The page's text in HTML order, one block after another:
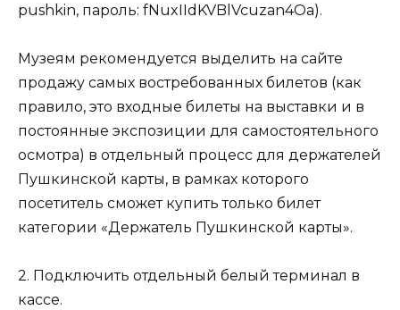
pushkin, пароль: fNuxIIdKVBlVcuzan4Oa).
Музеям рекомендуется выделить на сайте
продажу самых востребованных билетов (как
правило, это входные билеты на выставки и в
постоянные экспозиции для самостоятельного
осмотра) в отдельный процесс для держателей
Пушкинской карты, в рамках которого
посетитель сможет купить только билет
категории «Держатель Пушкинской карты».
2. Подключить отдельный белый терминал в
кассе.